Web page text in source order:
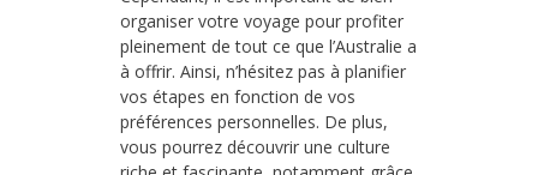
organiser votre voyage pour profiter
pleinement de tout ce que l’Australie a
à offrir. Ainsi, n’hésitez pas à planifier
vos étapes en fonction de vos
préférences personnelles. De plus,
vous pourrez découvrir une culture